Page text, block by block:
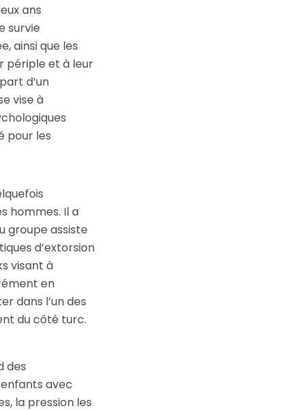
ans
survie
ainsi que les
périple et à leur
d’un
vise à
pour les
hommes. Il a
groupe assiste
d’extorsion
visant à
en
dans l’un des
du côté turc.
des
avec
la pression les